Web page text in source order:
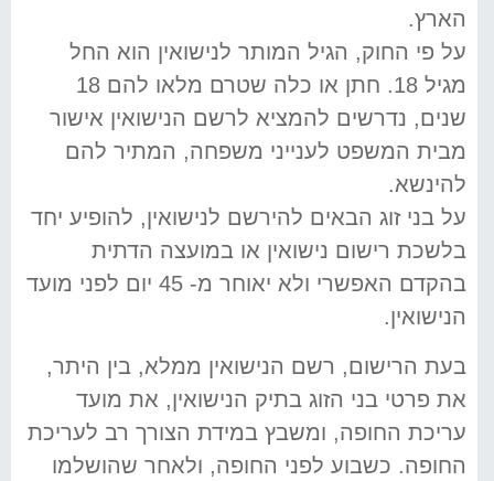
הארץ.
על פי החוק, הגיל המותר לנישואין הוא החל
מגיל 18. חתן או כלה שטרם מלאו להם 18
שנים, נדרשים להמציא לרשם הנישואין אישור
מבית המשפט לענייני משפחה, המתיר להם
להינשא.
על בני זוג הבאים להירשם לנישואין, להופיע יחד
בלשכת רישום נישואין או במועצה הדתית
בהקדם האפשרי ולא יאוחר מ- 45 יום לפני מועד
הנישואין.
בעת הרישום, רשם הנישואין ממלא, בין היתר,
את פרטי בני הזוג בתיק הנישואין, את מועד
עריכת החופה, ומשבץ במידת הצורך רב לעריכת
החופה. כשבוע לפני החופה, ולאחר שהושלמו